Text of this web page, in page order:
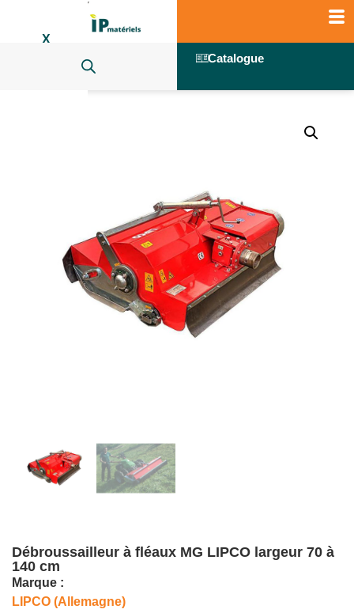
X
Catalogue
Débroussailleur à fléaux MG LIPCO largeur 70 à
140 cm
Marque :
LIPCO (Allemagne)